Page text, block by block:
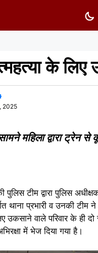
के लिए
2025
महिला द्वारा ट्रेन
पुलिस टीम द्वारा पुलिस
थाना प्रभारी व उनकी
वाले परिवार के ही
में भेज दिया गया है।